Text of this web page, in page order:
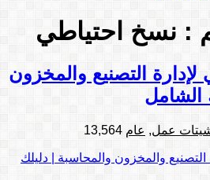
: نسخ احتياطي
التصنيع والمخزون
الشامل
عمل, عام 13,564